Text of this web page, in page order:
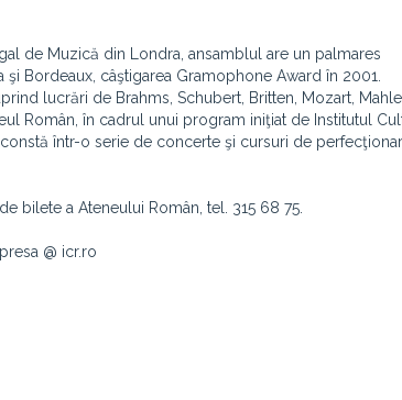
de Muzică din Londra, ansamblul are un palmares
Bordeaux, câştigarea Gramophone Award în 2001.
lucrări de Brahms, Schubert, Britten, Mozart,
Român, în cadrul unui program iniţiat de Institutul
într-o serie de concerte şi cursuri de
bilete a Ateneului Român, tel. 315 68 75.
@ icr.ro